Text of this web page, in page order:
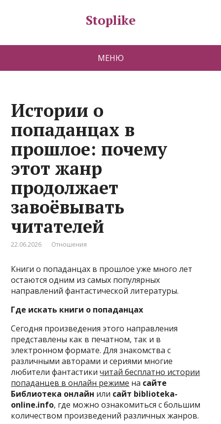
Stoplike
МЕНЮ
Истории о
попаданцах в
прошлое: почему
этот жанр
продолжает
завоёвывать
читателей
22.06.2026 Отношения
Книги о попаданцах в прошлое уже много лет
остаются одним из самых популярных
направлений фантастической литературы.
Где искать книги о попаданцах
Сегодня произведения этого направления
представлены как в печатном, так и в
электронном формате. Для знакомства с
различными авторами и сериями многие
любители фантастикичитай бесплатно истории
попаданцев в онлайн режиме на сайте
Библиотека онлайн или сайт biblioteka-
online.info, где можно ознакомиться с большим
количеством произведений различных жанров.